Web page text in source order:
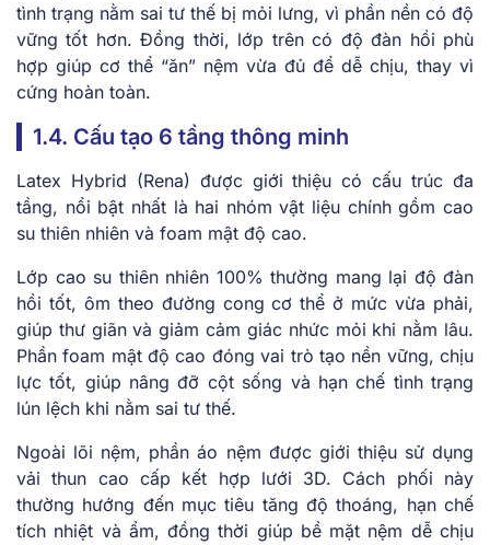
tình trạng nằm sai tư thế bị mỏi lưng, vì phần nền có độ
vững tốt hơn. Đồng thời, lớp trên có độ đàn hồi phù
hợp giúp cơ thể “ăn” nệm vừa đủ để dễ chịu, thay vì
cứng hoàn toàn.
1.4. Cấu tạo 6 tầng thông minh
Latex Hybrid (Rena) được giới thiệu có cấu trúc đa
tầng, nổi bật nhất là hai nhóm vật liệu chính gồm cao
su thiên nhiên và foam mật độ cao.
Lớp cao su thiên nhiên 100% thường mang lại độ đàn
hồi tốt, ôm theo đường cong cơ thể ở mức vừa phải,
giúp thư giãn và giảm cảm giác nhức mỏi khi nằm lâu.
Phần foam mật độ cao đóng vai trò tạo nền vững, chịu
lực tốt, giúp nâng đỡ cột sống và hạn chế tình trạng
lún lệch khi nằm sai tư thế.
Ngoài lõi nệm, phần áo nệm được giới thiệu sử dụng
vải thun cao cấp kết hợp lưới 3D. Cách phối này
thường hướng đến mục tiêu tăng độ thoáng, hạn chế
tích nhiệt và ẩm, đồng thời giúp bề mặt nệm dễ chịu